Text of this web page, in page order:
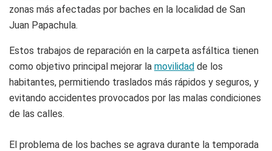
zonas más afectadas por baches en la localidad de San
Juan Papachula.
Estos trabajos de reparación en la carpeta asfáltica tienen
como objetivo principal mejorar la movilidad de los
habitantes, permitiendo traslados más rápidos y seguros, y
evitando accidentes provocados por las malas condiciones
de las calles.
El problema de los baches se agrava durante la temporada